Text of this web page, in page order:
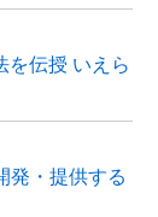
を伝授 いえら
発・提供する